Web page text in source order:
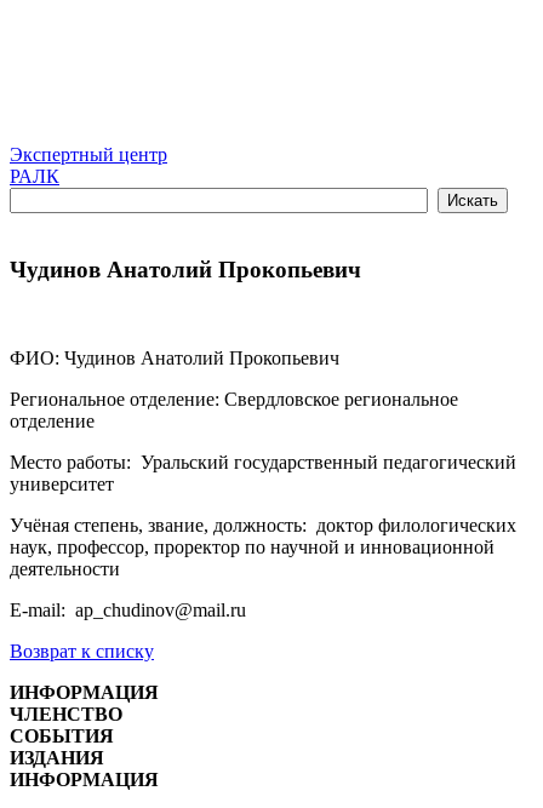
Экспертный центр
РАЛК
Чудинов Анатолий Прокопьевич
ФИО: Чудинов Анатолий Прокопьевич
Региональное отделение: Свердловское региональное
отделение
Место работы: Уральский государственный педагогический
университет
Учёная степень, звание, должность: доктор филологических
наук, профессор, проректор по научной и инновационной
деятельности
E-mail: ap_chudinov@mail.ru
Возврат к списку
ИНФОРМАЦИЯ
ЧЛЕНСТВО
СОБЫТИЯ
ИЗДАНИЯ
ИНФОРМАЦИЯ